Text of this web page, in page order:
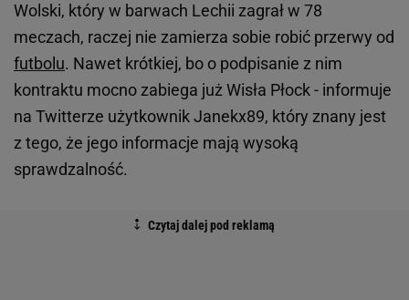
Wolski, który w barwach Lechii zagrał w 78
meczach, raczej nie zamierza sobie robić przerwy od
futbolu. Nawet krótkiej, bo o podpisanie z nim
kontraktu mocno zabiega już Wisła Płock - informuje
na Twitterze użytkownik Janekx89, który znany jest
z tego, że jego informacje mają wysoką
sprawdzalność.